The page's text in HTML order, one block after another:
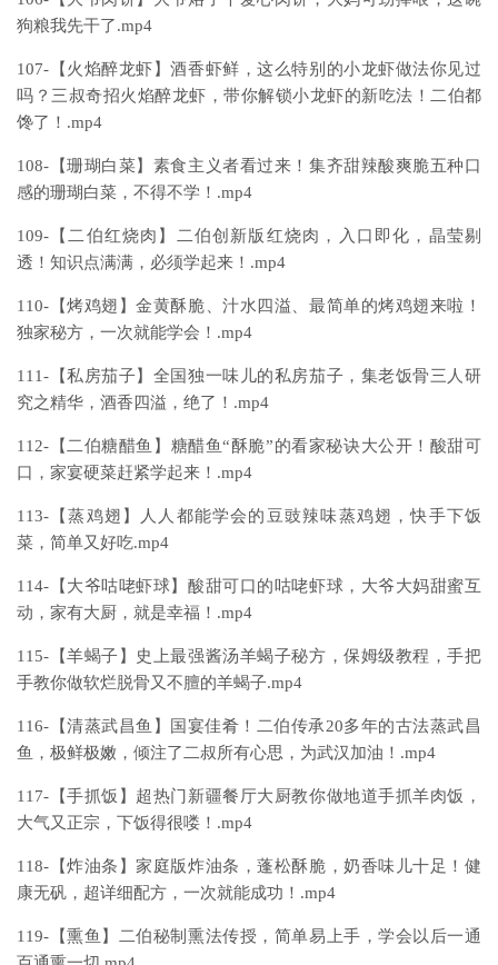
狗粮我先干了.mp4
107-【火焰醉龙虾】酒香虾鲜，这么特别的小龙虾做法你见过
吗？三叔奇招火焰醉龙虾，带你解锁小龙虾的新吃法！二伯都
馋了！.mp4
108-【珊瑚白菜】素食主义者看过来！集齐甜辣酸爽脆五种口
感的珊瑚白菜，不得不学！.mp4
109-【二伯红烧肉】二伯创新版红烧肉，入口即化，晶莹剔
透！知识点满满，必须学起来！.mp4
110-【烤鸡翅】金黄酥脆、汁水四溢、最简单的烤鸡翅来啦！
独家秘方，一次就能学会！.mp4
111-【私房茄子】全国独一味儿的私房茄子，集老饭骨三人研
究之精华，酒香四溢，绝了！.mp4
112-【二伯糖醋鱼】糖醋鱼“酥脆”的看家秘诀大公开！酸甜可
口，家宴硬菜赶紧学起来！.mp4
113-【蒸鸡翅】人人都能学会的豆豉辣味蒸鸡翅，快手下饭
菜，简单又好吃.mp4
114-【大爷咕咾虾球】酸甜可口的咕咾虾球，大爷大妈甜蜜互
动，家有大厨，就是幸福！.mp4
115-【羊蝎子】史上最强酱汤羊蝎子秘方，保姆级教程，手把
手教你做软烂脱骨又不膻的羊蝎子.mp4
116-【清蒸武昌鱼】国宴佳肴！二伯传承20多年的古法蒸武昌
鱼，极鲜极嫩，倾注了二叔所有心思，为武汉加油！.mp4
117-【手抓饭】超热门新疆餐厅大厨教你做地道手抓羊肉饭，
大气又正宗，下饭得很喽！.mp4
118-【炸油条】家庭版炸油条，蓬松酥脆，奶香味儿十足！健
康无矾，超详细配方，一次就能成功！.mp4
119-【熏鱼】二伯秘制熏法传授，简单易上手，学会以后一通